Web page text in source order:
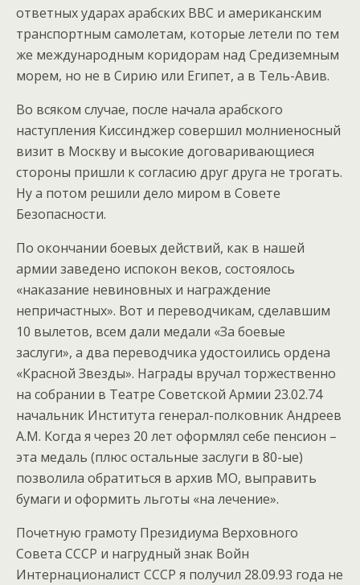
ответных ударах арабских ВВС и американским
транспортным самолетам, которые летели по тем
же международным коридорам над Средиземным
морем, но не в Сирию или Египет, а в Тель-Авив.
Во всяком случае, после начала арабского
наступления Киссинджер совершил молниеносный
визит в Москву и высокие договаривающиеся
стороны пришли к согласию друг друга не трогать.
Ну а потом решили дело миром в Совете
Безопасности.
По окончании боевых действий, как в нашей
армии заведено испокон веков, состоялось
«наказание невиновных и награждение
непричастных». Вот и переводчикам, сделавшим
10 вылетов, всем дали медали «За боевые
заслуги», а два переводчика удостоились ордена
«Красной Звезды». Награды вручал торжественно
на собрании в Театре Советской Армии 23.02.74
начальник Института генерал-полковник Андреев
А.М. Когда я через 20 лет оформлял себе пенсион –
эта медаль (плюс остальные заслуги в 80-ые)
позволила обратиться в архив МО, выправить
бумаги и оформить льготы «на лечение».
Почетную грамоту Президиума Верховного
Совета СССР и нагрудный знак Войн
Интернационалист СССР я получил 28.09.93 года не